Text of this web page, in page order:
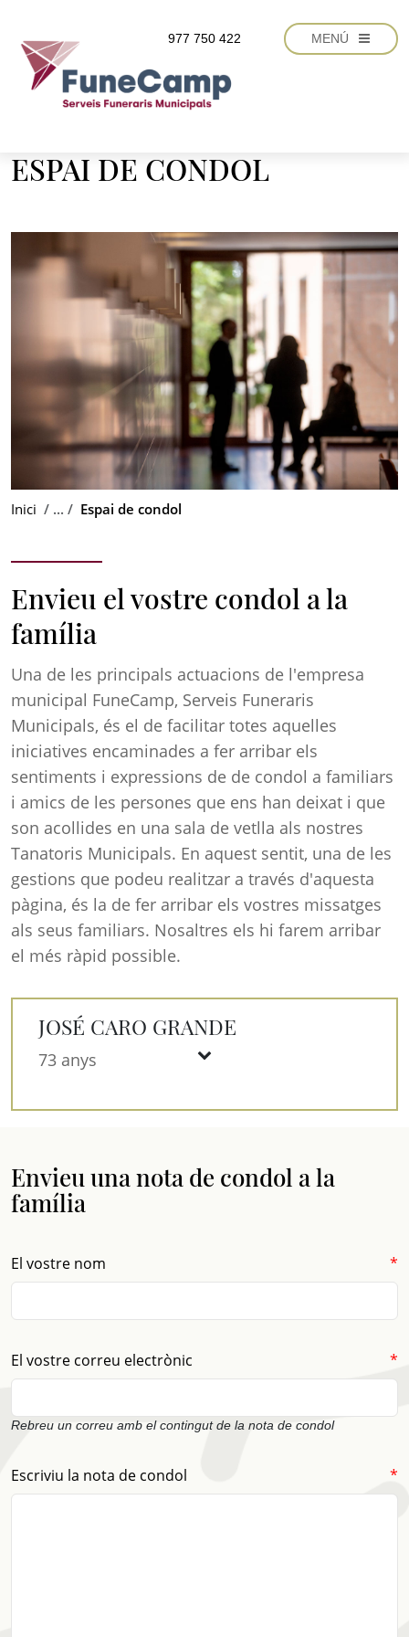
977 750 422 MENÚ
ESPAI DE CONDOL
Inici Espai de condol
Envieu el vostre condol a la
família
Una de les principals actuacions de l'empresa
municipal FuneCamp, Serveis Funeraris
Municipals, és el de facilitar totes aquelles
iniciatives encaminades a fer arribar els
sentiments i expressions de de condol a familiars
i amics de les persones que ens han deixat i que
son acollides en una sala de vetlla als nostres
Tanatoris Municipals. En aquest sentit, una de les
gestions que podeu realitzar a través d'aquesta
pàgina, és la de fer arribar els vostres missatges
als seus familiars. Nosaltres els hi farem arribar
el més ràpid possible.
JOSÉ CARO GRANDE
73 anys
Envieu una nota de condol a la
família
El vostre nom *
(obligatori)
El vostre correu electrònic *
(obligatori)
Rebreu un correu amb el contingut de la nota de condol
Escriviu la nota de condol *
(obligatori)